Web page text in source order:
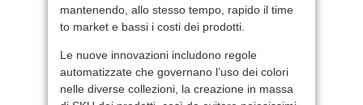
mantenendo, allo stesso tempo, rapido il time
to market e bassi i costi dei prodotti.
Le nuove innovazioni includono regole
automatizzate che governano l’uso dei colori
nelle diverse collezioni, la creazione in massa